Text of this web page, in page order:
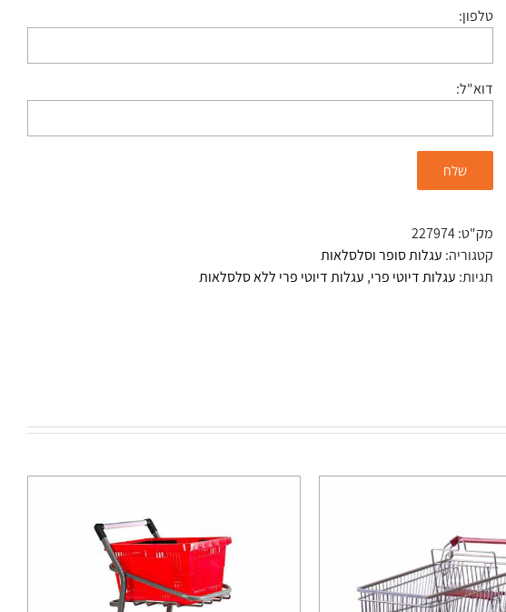
טלפון:
דוא"ל:
מק"ט:227974
קטגוריה: עגלות סופר וסלסלאות
תגיות: עגלות דיוטי פרי, עגלות דיוטי פרי ללא סלסלאות